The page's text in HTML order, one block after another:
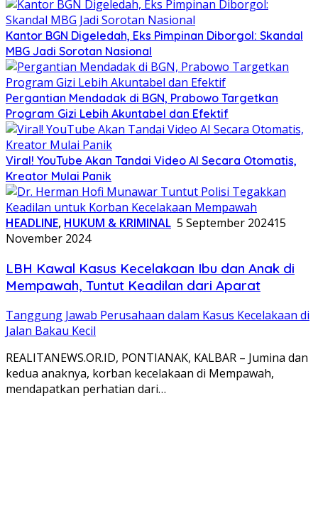
Kantor BGN Digeledah, Eks Pimpinan Diborgol: Skandal
MBG Jadi Sorotan Nasional
Pergantian Mendadak di BGN, Prabowo Targetkan
Program Gizi Lebih Akuntabel dan Efektif
Viral! YouTube Akan Tandai Video AI Secara Otomatis,
Kreator Mulai Panik
HEADLINE, HUKUM & KRIMINAL 5 September 202415
November 2024
LBH Kawal Kasus Kecelakaan Ibu dan Anak di
Mempawah, Tuntut Keadilan dari Aparat
Tanggung Jawab Perusahaan dalam Kasus Kecelakaan di
Jalan Bakau Kecil
REALITANEWS.OR.ID, PONTIANAK, KALBAR – Jumina dan
kedua anaknya, korban kecelakaan di Mempawah,
mendapatkan perhatian dari…